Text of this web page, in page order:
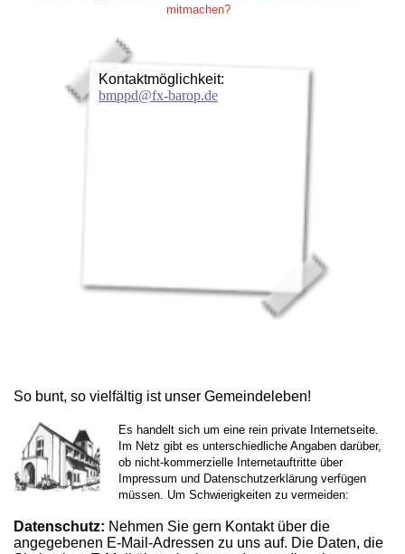
So bunt, so vielfältig ist unser Gemeindeleben!
Es handelt sich um eine rein private Internetseite.
Im Netz gibt es unterschiedliche Angaben darüber,
ob nicht-kommerzielle Internetauftritte über
Impressum und Datenschutzerklärung verfügen
müssen. Um Schwierigkeiten zu vermeiden:
Datenschutz: Nehmen Sie gern Kontakt über die
angegebenen E-Mail-Adressen zu uns auf. Die Daten, die